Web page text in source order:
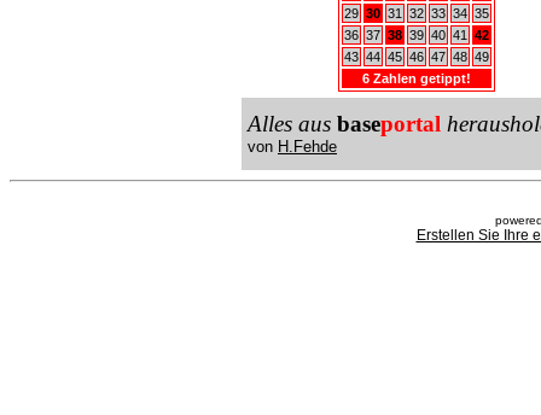
29 30 31 32 33 34 35
36 37 38 39 40 41
42
43 44 45 46 47 48 49
6 Zahlen getippt!
Alles aus baseportal
von H.Fehde
Erstellen Sie Ihre